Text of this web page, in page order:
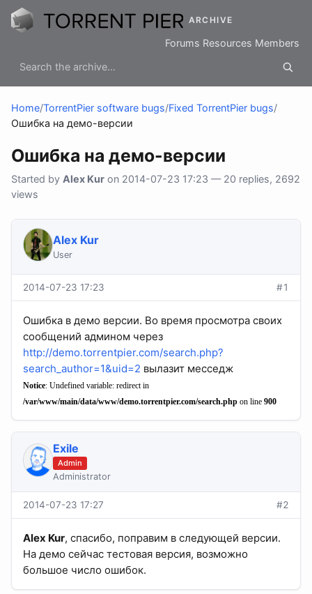
ARCHIVE
Forums Resources Members
Home/TorrentPier software bugs/Fixed TorrentPier bugs/
Ошибка на демо-версии
Ошибка на демо-версии
Started by Alex Kur on 2014-07-23 17:23 — 20 replies, 2692
views
Alex Kur
User
2014-07-23 17:23 #1
Ошибка в демо версии. Во время просмотра своих
сообщений админом через
http://demo.torrentpier.com/search.php?
search_author=1&uid=2 вылазит месседж
Notice: Undefined variable: redirect in
/var/www/main/data/www/demo.torrentpier.com/search.php on line 900
Exile
Admin
Administrator
2014-07-23 17:27 #2
Alex Kur, спасибо, поправим в следующей версии.
На демо сейчас тестовая версия, возможно
большое число ошибок.